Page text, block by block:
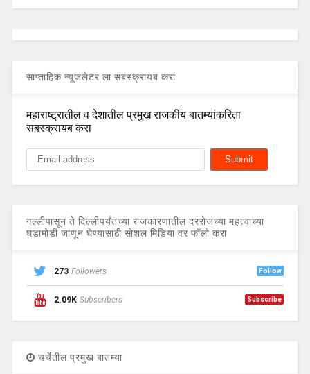
साप्ताहिक न्यूजलेटर ला सबस्क्रायब करा
महाराष्ट्रातील व देशातील प्रमुख राजकीय बातम्यांकरिता
सबस्क्रायब करा
गल्लीपासून ते दिल्लीपर्यंतच्या राजकारणातील दररोजच्या महत्वाच्या
घडामोडी जाणून घेण्यासाठी सोशल मिडिया वर फॉलो करा
273 Followers Follow
2.09K Subscribers Subscribe
चर्चेतील प्रमुख बातम्या